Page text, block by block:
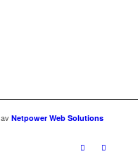
Netpower Web Solutions